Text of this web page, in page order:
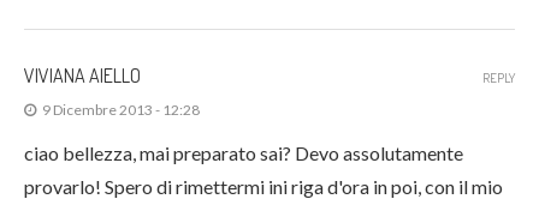
VIVIANA AIELLO
9 Dicembre 2013 - 12:28
ciao bellezza, mai preparato sai? Devo assolutamente
provarlo! Spero di rimettermi ini riga d'ora in poi, con il mio
REPLY